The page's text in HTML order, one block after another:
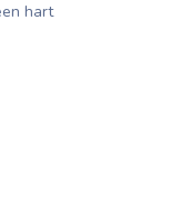
hart